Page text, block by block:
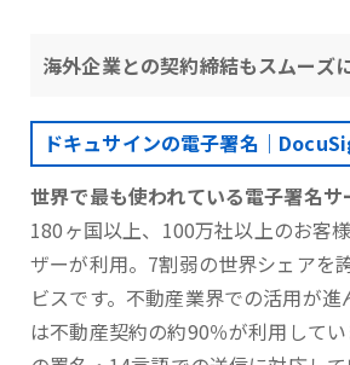
海外企業との契約締結もスムーズ
ドキュサインの電子署名｜
世界で最も使われている電子署名サ
180ヶ国以上、100万社以上のお客
ザーが利用。7割弱の世界シェアを
ビスです。不動産業界での活用が進
は不動産契約の約90％が利用して